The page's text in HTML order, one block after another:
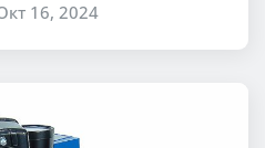
16, 2024